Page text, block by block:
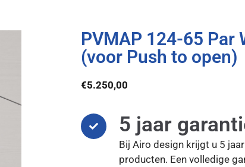
PVMAP 124-65 Par
(voor Push to open)
€5.250,00
5 jaar
Bij Airo design krijgt u 5
producten. Een volledige